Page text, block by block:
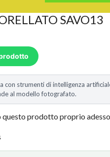
SAVO13
strumenti di intelligenza
al modello fotografato.
questo prodotto proprio adesso